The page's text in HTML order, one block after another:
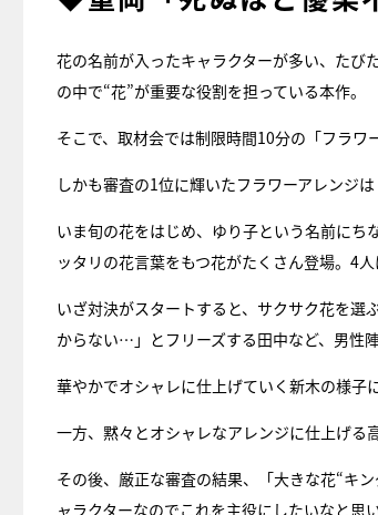
花の名前が入ったキャラクターが多い、たび
の中で“花”が重要な役割を担っている本作。
そこで、取材会では制限時間10分の「フラワ
しかも審査の1位に輝いたフラワーアレンジ
いま旬の花をはじめ、ゆり子という名前にち
ッタリの花言葉をもつ花がたくさん登場。4
いざ対決がスタートすると、サクサク花を選
からない…」とフリーズする田中など、男性
華やかでオシャレに仕上げていく新木の様子
一方、黙々とオシャレなアレンジに仕上げる
その後、厳正な審査の結果、「大きな花“キ
ャラクターなのでこれを主役にしたいなと